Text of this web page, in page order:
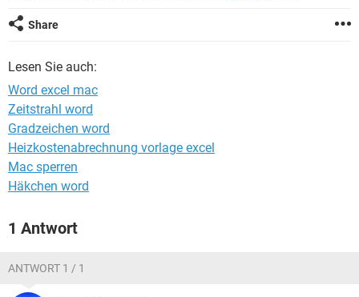
FACEBOOK
Share
Lesen Sie auch:
Word excel mac
Zeitstrahl word
Gradzeichen word
Heizkostenabrechnung vorlage excel
Mac sperren
Häkchen word
1 Antwort
ANTWORT 1 / 1